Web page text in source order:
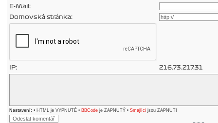
E-Mail:
Domovská stránka:
IP: 216.73.217.31
Nastavení: • HTML je VYPNUTÉ • BBCode je ZAPNUTÝ • Smajlíci jsou ZAPNUTI